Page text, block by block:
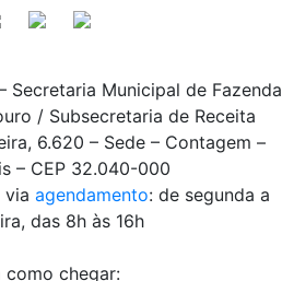
Secretaria Municipal de Fazenda
/ Subsecretaria de Receita
6.620 – Sede – Contagem –
– CEP 32.040-000
via agendamento: de segunda a
das 8h às 16h
como chegar: